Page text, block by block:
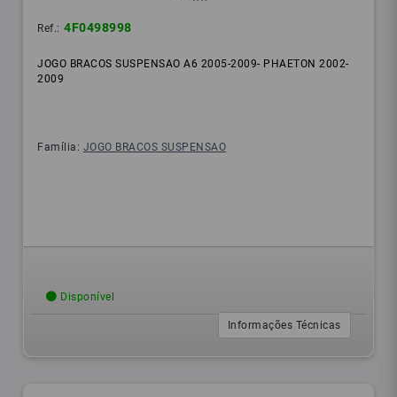
Ref.: 4F0498998
JOGO BRACOS SUSPENSAO A6 2005-2009- PHAETON 2002-
2009
Família: JOGO BRACOS SUSPENSAO
Disponível
Informações Técnicas